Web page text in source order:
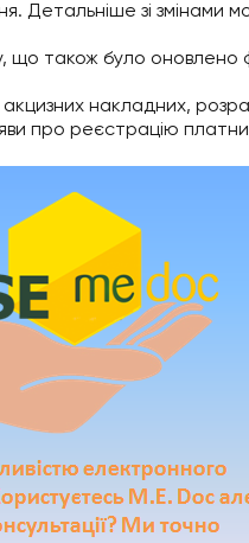
Детальніше зі змінами
що також було оновлено
накладних,
про реєстрацію